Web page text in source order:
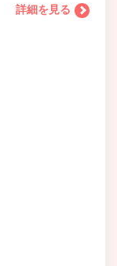
詳細を見る